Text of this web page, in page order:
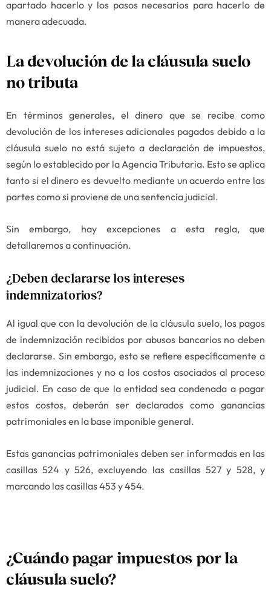
apartado hacerlo y los pasos necesarios para hacerlo de
manera adecuada.
La devolución de la cláusula suelo
no tributa
En términos generales, el dinero que se recibe como
devolución de los intereses adicionales pagados debido a la
cláusula suelo no está sujeto a declaración de impuestos,
según lo establecido por la Agencia Tributaria. Esto se aplica
tanto si el dinero es devuelto mediante un acuerdo entre las
partes como si proviene de una sentencia judicial.
Sin embargo, hay excepciones a esta regla, que
detallaremos a continuación.
¿Deben declararse los intereses
indemnizatorios?
Al igual que con la devolución de la cláusula suelo, los pagos
de indemnización recibidos por abusos bancarios no deben
declararse. Sin embargo, esto se refiere específicamente a
las indemnizaciones y no a los costos asociados al proceso
judicial. En caso de que la entidad sea condenada a pagar
estos costos, deberán ser declarados como ganancias
patrimoniales en la base imponible general.
Estas ganancias patrimoniales deben ser informadas en las
casillas 524 y 526, excluyendo las casillas 527 y 528, y
marcando las casillas 453 y 454.
¿Cuándo pagar impuestos por la
cláusula suelo?